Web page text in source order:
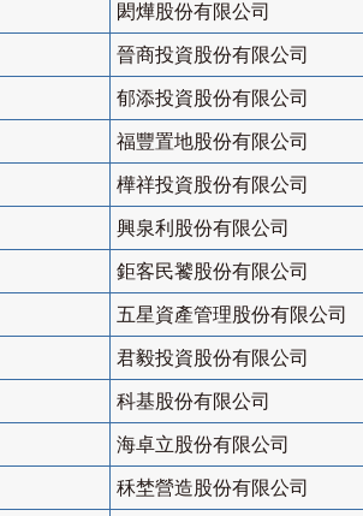
閎燁股份有限公司
晉商投資股份有限公司
郁添投資股份有限公司
福豐置地股份有限公司
樺祥投資股份有限公司
興泉利股份有限公司
鉅客民饕股份有限公司
五星資產管理股份有限公司
君毅投資股份有限公司
科基股份有限公司
海卓立股份有限公司
秝埜營造股份有限公司